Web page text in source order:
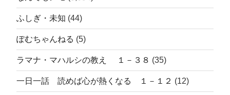
ふしぎ・未知 (44)
ぽむちゃんねる (5)
ラマナ・マハルシの教え １－３８ (35)
一日一話 読めば心が熱くなる １－１２ (12)